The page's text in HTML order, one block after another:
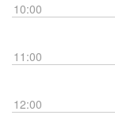
10:00
11:00
12:00